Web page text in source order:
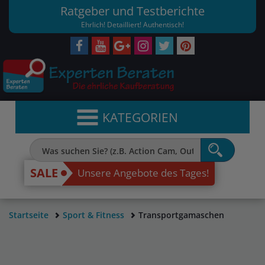
Ratgeber und Testberichte
Ehrlich! Detailliert! Authentisch!
KATEGORIEN
SALE Unsere Angebote des Tages!
Startseite Sport & Fitness Transportgamaschen